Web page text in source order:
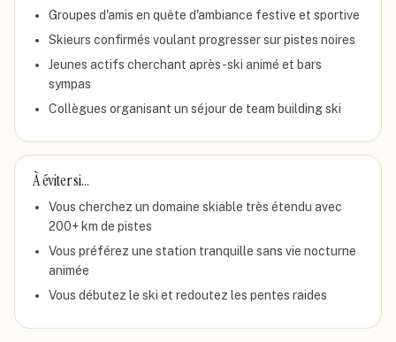
Groupes d'amis en quête d'ambiance festive et sportive
Skieurs confirmés voulant progresser sur pistes noires
Jeunes actifs cherchant après-ski animé et bars
sympas
Collègues organisant un séjour de team building ski
À éviter si…
Vous cherchez un domaine skiable très étendu avec
200+ km de pistes
Vous préférez une station tranquille sans vie nocturne
animée
Vous débutez le ski et redoutez les pentes raides